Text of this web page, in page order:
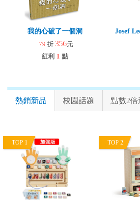
我的心破了一個洞
79 折 356元
紅利 1 點
Josef
熱銷新品 校園話題 點數2倍
TOP 1 TOP 2